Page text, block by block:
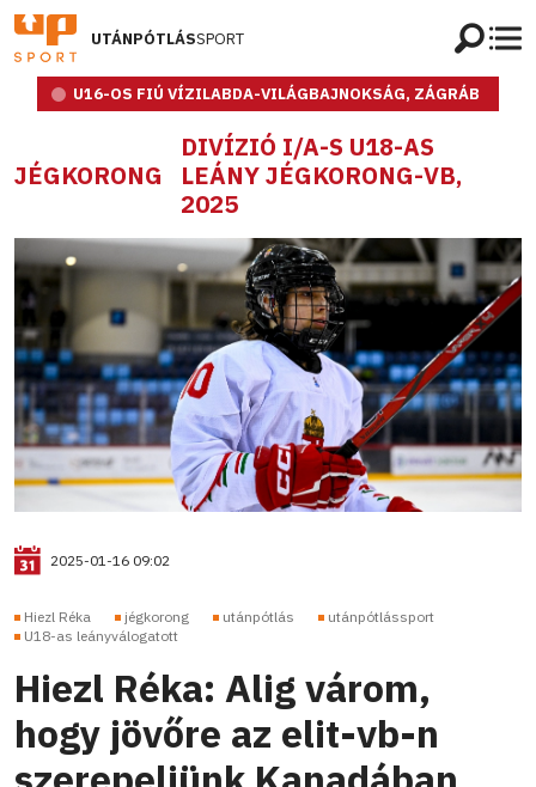
UTÁNPÓTLÁSSPORT
U16-OS FIÚ VÍZILABDA-VILÁGBAJNOKSÁG, ZÁGRÁB
JÉGKORONG
DIVÍZIÓ I/A-S U18-AS
LEÁNY JÉGKORONG-VB,
2025
2025-01-16 09:02
Hiezl Réka jégkorong utánpótlás
utánpótlássport
U18-as leányválogatott
Hiezl Réka: Alig várom,
hogy jövőre az elit-vb-n